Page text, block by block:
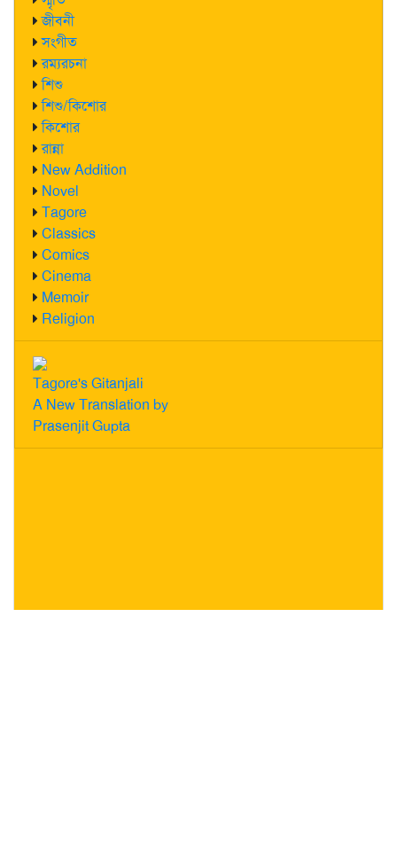
জীবনী
সংগীত
রম্যরচনা
শিশু
শিশু/কিশোর
কিশোর
রান্না
New Addition
Novel
Tagore
Classics
Comics
Cinema
Memoir
Religion
Tagore's Gitanjali
A New Translation by
Prasenjit Gupta